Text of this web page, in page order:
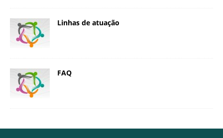
Linhas de atuação
FAQ